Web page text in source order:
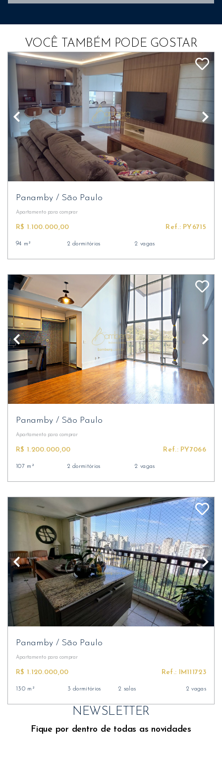
VOCÊ TAMBÉM PODE GOSTAR
Panamby / São Paulo
Apartamento para comprar
R$ 1.100.000,00 Ref.: PY6715
94 m² 2 dormitórios 2 vagas
Panamby / São Paulo
Apartamento para comprar
R$ 1.200.000,00 Ref.: PY7066
107 m² 2 dormitórios 2 vagas
Panamby / São Paulo
Apartamento para comprar
R$ 1.120.000,00 Ref.: IM111723
130 m² 3 dormitórios 2 salas 2 vagas
NEWSLETTER
Fique por dentro de todas as novidades